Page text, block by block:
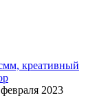
креативный
2023